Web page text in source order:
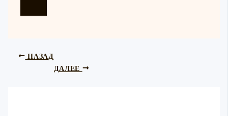
НАЗАД
ДАЛЕЕ